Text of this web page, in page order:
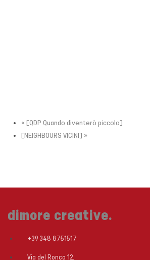
« [QDP Quando diventerò piccolo]
[NEIGHBOURS VICINI] »
dimore creative.
+39 348 8751517
Via del Ronco 12,